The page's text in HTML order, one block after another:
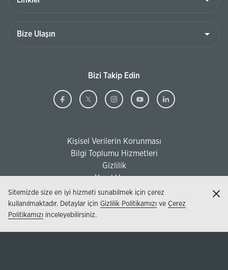
Bizi Takip Edin
Ziraat
(Bu
pencerede
açılacaktır)
Ziraat
(Bu
pencerede
açılacaktır)
Ziraat
(Bu
pencerede
açılacaktır)
Ziraat
(Bu
pencerede
Ziraat
(Bu
Kişisel Verilerin Korunması
(Bu sayfa yeni pencerede açılacaktır)
Bilgi Toplumu Hizmetleri
(Bu sayfa yeni pencerede açılacaktır)
Gizlilik
Yasal Uyarı
Sitemizde size en iyi hizmeti sunabilmek için çerez
kullanılmaktadır. Detaylar için Gizlilik Politikamızı ve Çerez
Politikamızı inceleyebilirsiniz.